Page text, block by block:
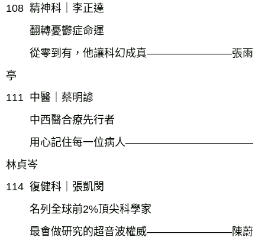
108 精神科｜李正達
翻轉憂鬱症命運
從零到有，他讓科幻成真――――――――張雨
亭
111 中醫｜蔡明諺
中西醫合療先行者
用心記住每一位病人――――――――――――
林貞岑
114 復健科｜張凱閔
名列全球前2%頂尖科學家
最會做研究的超音波權威――――――――陳蔚